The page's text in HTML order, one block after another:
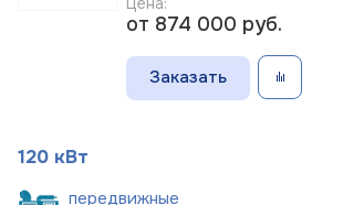
от 874 000 руб.
Заказать
120 кВт
передвижные